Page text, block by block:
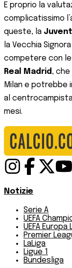
E proprio la
complicatissimo
queste, la
la Vecchia
competere con le
Real Madrid ,
Milan e potrebbe
al
mesi.
Notizie
Serie A
UEFA
UEFA
Premier
LaLiga
Ligue 1
Bundesliga